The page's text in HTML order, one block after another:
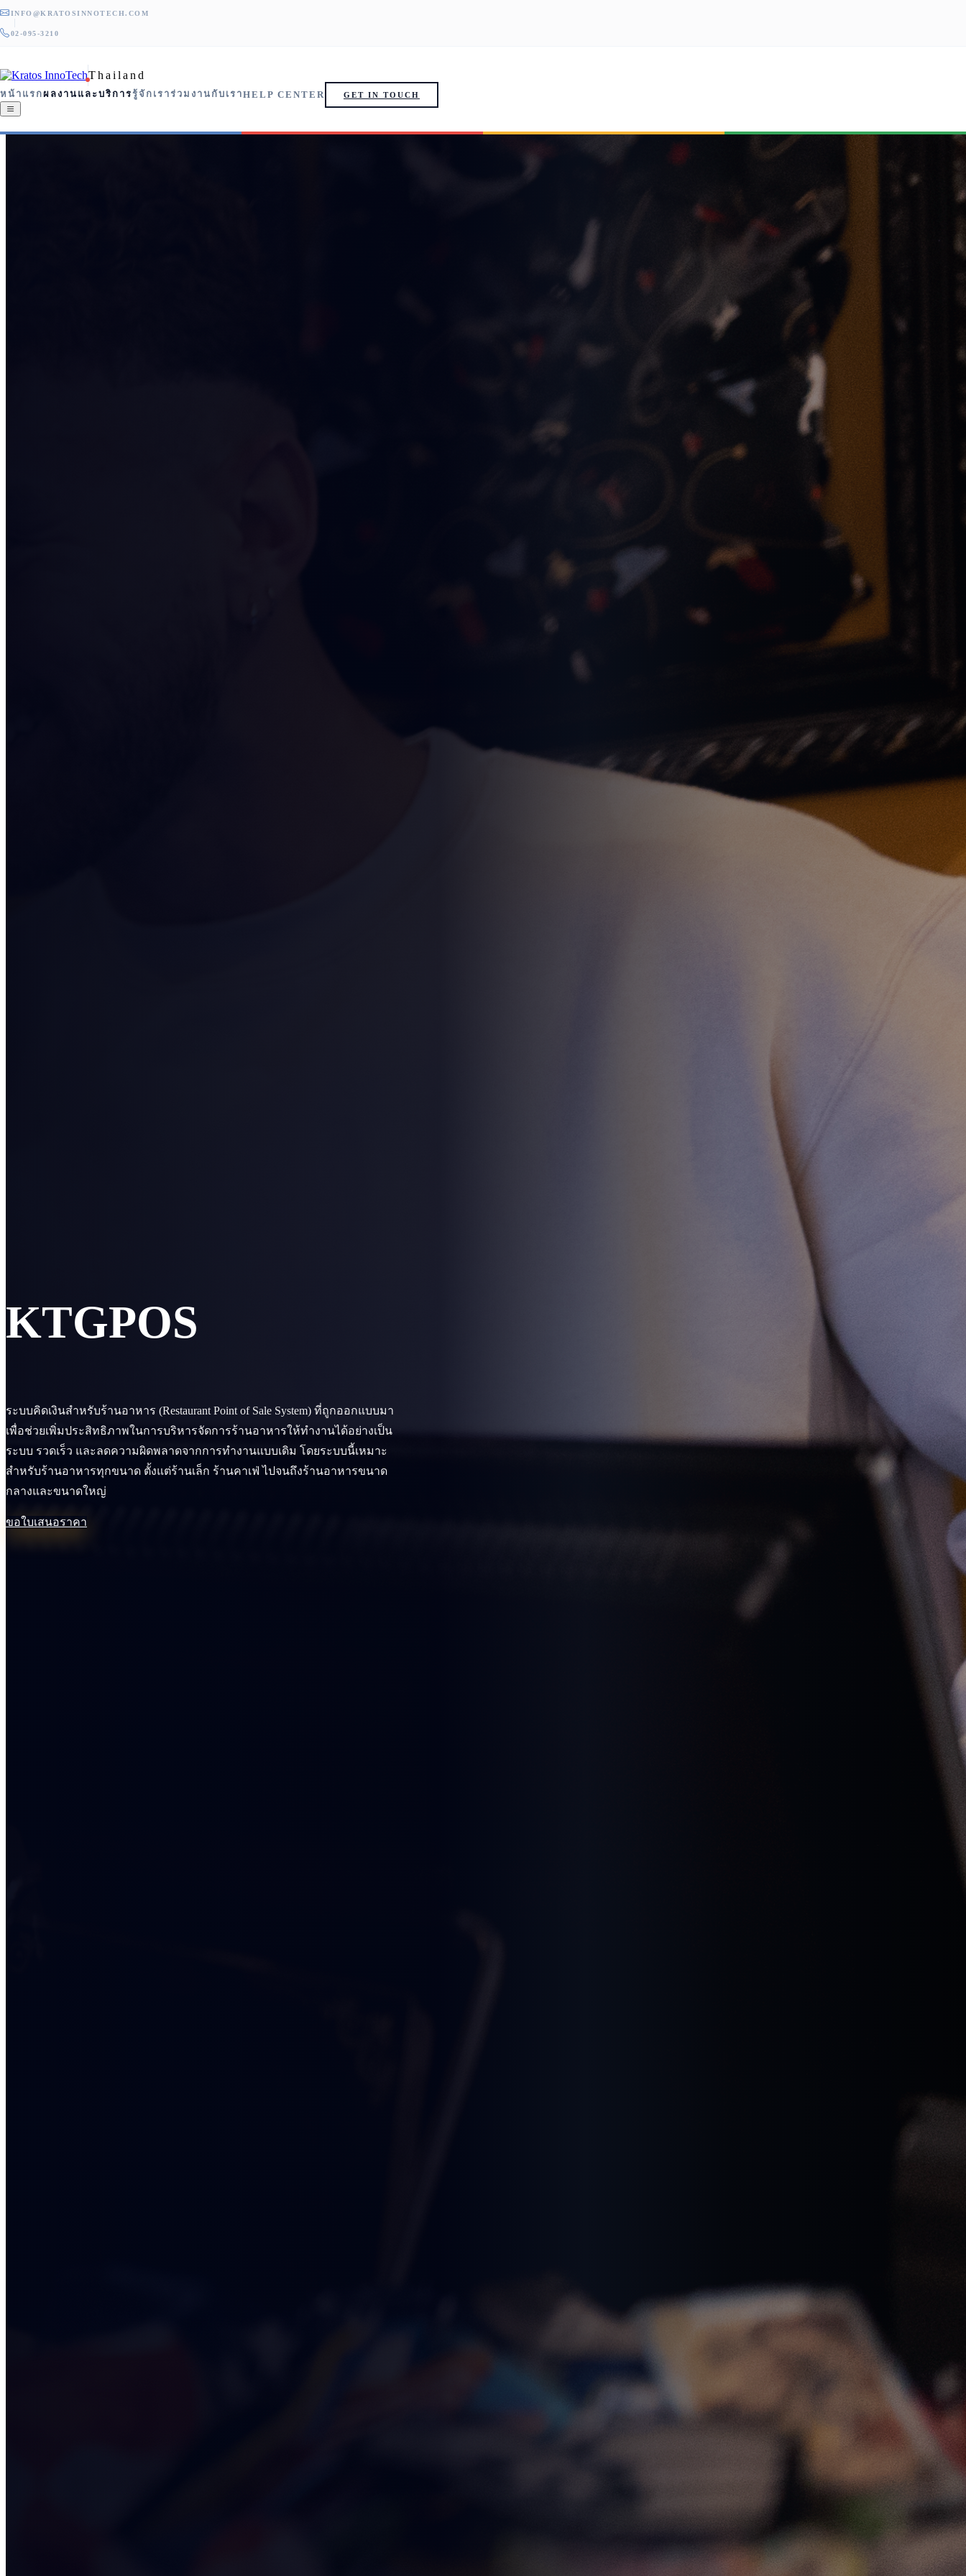
INFO@KRATOSINNOTECH.COM
02-095-3210
Thailand
หน้าแรกผลงานและบริการรู้จักเราร่วมงานกับเราHELP CENTER GET IN TOUCH
KTGPOS
ระบบคิดเงินสำหรับร้านอาหาร (Restaurant Point of Sale System) ที่ถูกออกแบบมา
เพื่อช่วยเพิ่มประสิทธิภาพในการบริหารจัดการร้านอาหารให้ทำงานได้อย่างเป็น
ระบบ รวดเร็ว และลดความผิดพลาดจากการทำงานแบบเดิม โดยระบบนี้เหมาะ
สำหรับร้านอาหารทุกขนาด ตั้งแต่ร้านเล็ก ร้านคาเฟ่ ไปจนถึงร้านอาหารขนาด
กลางและขนาดใหญ่
ขอใบเสนอราคา